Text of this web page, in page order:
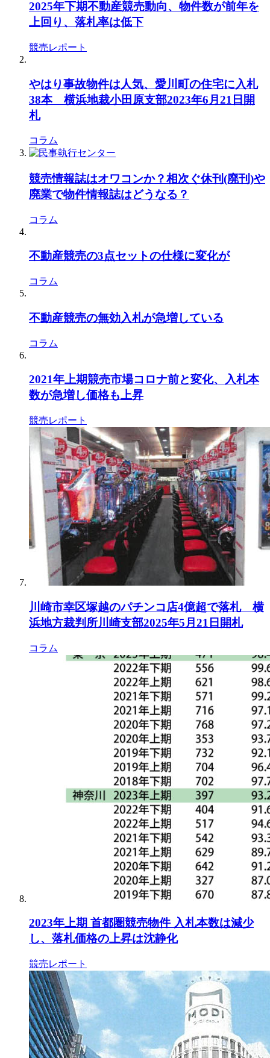
2025年下期不動産競売動向、物件数が前年を
上回り、落札率は低下
競売レポート
やはり事故物件は人気、愛川町の住宅に入札
38本 横浜地裁小田原支部2023年6月21日開
札
コラム
競売情報誌はオワコンか？相次ぐ休刊(廃刊)や
廃業で物件情報誌はどうなる？
コラム
不動産競売の3点セットの仕様に変化が
コラム
不動産競売の無効入札が急増している
コラム
2021年上期競売市場コロナ前と変化、入札本
数が急増し価格も上昇
競売レポート
川崎市幸区塚越のパチンコ店4億超で落札 横
浜地方裁判所川崎支部2025年5月21日開札
コラム
2023年上期 首都圏競売物件 入札本数は減少
し、落札価格の上昇は沈静化
競売レポート